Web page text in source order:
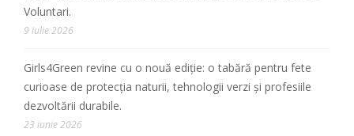
Voluntari.
9 iulie 2026
Girls4Green revine cu o nouă ediție: o tabără pentru fete
curioase de protecția naturii, tehnologii verzi și profesiile
dezvoltării durabile.
23 iunie 2026